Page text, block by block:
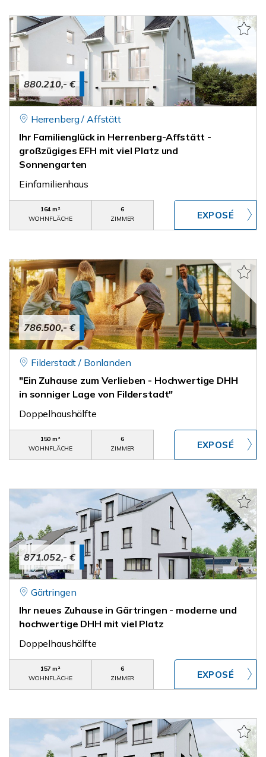
880.210,- €
Herrenberg / Affstätt
Ihr Familienglück in Herrenberg-Affstätt -
großzügiges EFH mit viel Platz und
Sonnengarten
Einfamilienhaus
164 m²
WOHNFLÄCHE
6
ZIMMER
786.500,- €
Filderstadt / Bonlanden
"Ein Zuhause zum Verlieben - Hochwertige DHH
in sonniger Lage von Filderstadt"
Doppelhaushälfte
150 m²
WOHNFLÄCHE
6
ZIMMER
871.052,- €
Gärtringen
Ihr neues Zuhause in Gärtringen - moderne und
hochwertige DHH mit viel Platz
Doppelhaushälfte
157 m²
WOHNFLÄCHE
6
ZIMMER